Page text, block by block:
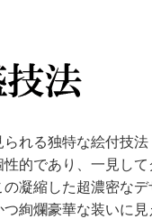
れる独特な絵付技法
的であり、一見し
凝縮した超濃密なデ
つ絢爛豪華な装いに